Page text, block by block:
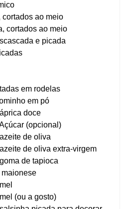
cortados ao meio
cortados ao meio
e picada
em rodelas
em pó
doce
(opcional)
de oliva
de oliva extra-virgem
de tapioca
(ou a gosto)